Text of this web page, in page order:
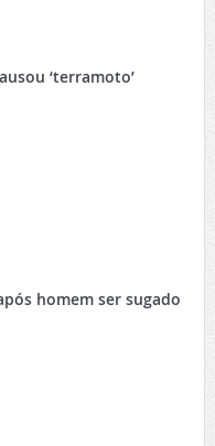
‘terramoto’
homem ser sugado